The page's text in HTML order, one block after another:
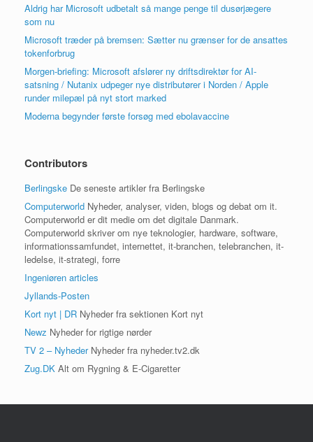
Aldrig har Microsoft udbetalt så mange penge til dusørjægere
som nu
Microsoft træder på bremsen: Sætter nu grænser for de ansattes
tokenforbrug
Morgen-briefing: Microsoft afslører ny driftsdirektør for AI-
satsning / Nutanix udpeger nye distributører i Norden / Apple
runder milepæl på nyt stort marked
Moderna begynder første forsøg med ebolavaccine
Contributors
Berlingske De seneste artikler fra Berlingske
Computerworld Nyheder, analyser, viden, blogs og debat om it.
Computerworld er dit medie om det digitale Danmark.
Computerworld skriver om nye teknologier, hardware, software,
informationssamfundet, internettet, it-branchen, telebranchen, it-
ledelse, it-strategi, forre
Ingeniøren articles
Jyllands-Posten
Kort nyt | DR Nyheder fra sektionen Kort nyt
Newz Nyheder for rigtige nørder
TV 2 – NyhederNyheder fra nyheder.tv2.dk
Zug.DK Alt om Rygning & E-Cigaretter